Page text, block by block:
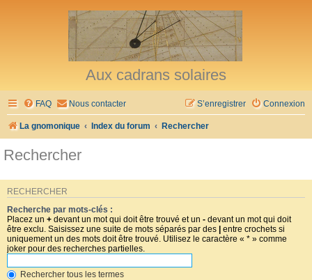
Aux cadrans solaires
FAQ Nous contacter Connexion
S’enregistrer
La gnomonique Index du forum Rechercher
Rechercher
RECHERCHER
Recherche par mots-clés :
Placez un + devant un mot qui doit être trouvé et un - devant un mot qui doit
être exclu. Saisissez une suite de mots séparés par des | entre crochets si
uniquement un des mots doit être trouvé. Utilisez le caractère « * » comme
joker pour des recherches partielles.
Rechercher tous les termes